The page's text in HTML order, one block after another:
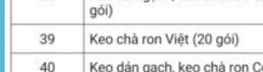
Thi công bạt lót lồ
Thay bạt áo dù
Thay bạt mái che
Thi công mái tôn
Tuyển Dụng Hòa Phát Đạt
Liên hệ Hòa Phát Đạt